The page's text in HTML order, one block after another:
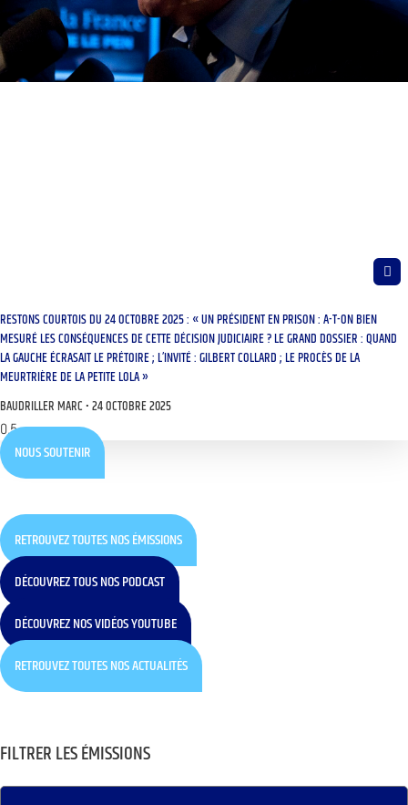
RESTONS COURTOIS DU 24 OCTOBRE 2025 : « UN PRÉSIDENT EN PRISON : A-T-ON BIEN
MESURÉ LES CONSÉQUENCES DE CETTE DÉCISION JUDICIAIRE ? LE GRAND DOSSIER : QUAND
LA GAUCHE ÉCRASAIT LE PRÉTOIRE ; L’INVITÉ : GILBERT COLLARD ; LE PROCÈS DE LA
MEURTRIÈRE DE LA PETITE LOLA »
BAUDRILLER MARC 24 OCTOBRE 2025
NOUS SOUTENIR
RETROUVEZ TOUTES NOS ÉMISSIONS
DÉCOUVREZ TOUS NOS PODCAST
DÉCOUVREZ NOS VIDÉOS YOUTUBE
RETROUVEZ TOUTES NOS ACTUALITÉS
FILTRER LES ÉMISSIONS